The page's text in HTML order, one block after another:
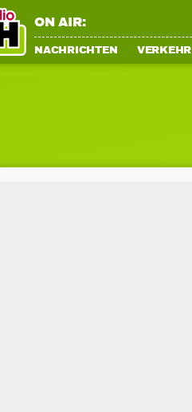
ON AIR:
NACHRICHTEN VERKEHR